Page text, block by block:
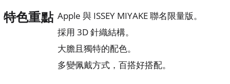
特色重點 Apple 與 ISSEY MIYAKE 聯名限量版。
採用 3D 針織結構。
大膽且獨特的配色。
多變佩戴方式，百搭好搭配。